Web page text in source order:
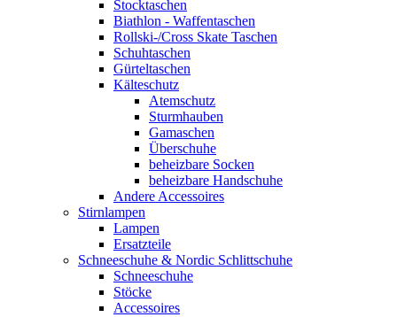
Stocktaschen
Biathlon - Waffentaschen
Rollski-/Cross Skate Taschen
Schuhtaschen
Gürteltaschen
Kälteschutz
Atemschutz
Sturmhauben
Gamaschen
Überschuhe
beheizbare Socken
beheizbare Handschuhe
Andere Accessoires
Stirnlampen
Lampen
Ersatzteile
Schneeschuhe & Nordic Schlittschuhe
Schneeschuhe
Stöcke
Accessoires